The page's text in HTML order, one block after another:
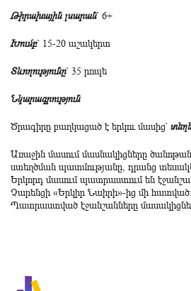
Թիրախային լսարան՝ 6+
Խումբ՝ 15-20 աշակերտ
Տևողությունը՝ 35 րոպե
Նկարագրություն
Ծրագիրը բաղկացած է երկու մասից՝
Առաջին մասում մասնակիցները
ստեղծման պատմությանը, դրանց
Երկորդ մասում պատրաստում են
Չարենցի «Երկիր Նաիրի»-ից մի հատված:
Պատրաստված էջանշանները